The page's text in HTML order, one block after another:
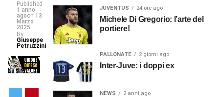
Published
1 anno
agoon 13
Marzo
2025
By
Giuseppe
Petruzzini
JUVENTUS 24 ore ago
Michele Di Gregorio: l’arte del
portiere!
PALLONATE 2 giorni ago
Inter-Juve: i doppi ex
NEWS 2 anni ago